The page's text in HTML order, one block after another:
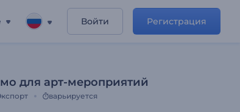
Войти Регистрация
для арт-мероприятий
варьируется